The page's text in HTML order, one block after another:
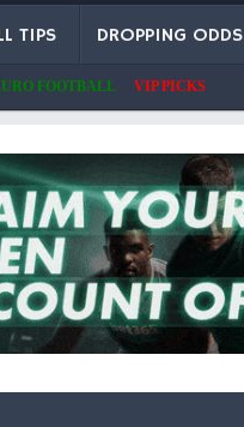
TIPS DROPPING ODDS
FOOTBALL VIP PICKS